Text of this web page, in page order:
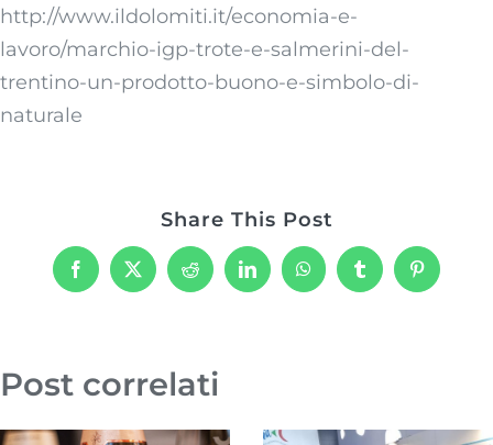
http://www.ildolomiti.it/economia-e-
lavoro/marchio-igp-trote-e-salmerini-del-
trentino-un-prodotto-buono-e-simbolo-di-
naturale
Share This Post
Facebook
X Reddit LinkedInWhatsAppTumblr Pinterest
Post correlati